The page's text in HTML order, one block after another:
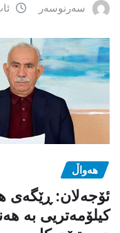
سەرنوسەر ئاب
هەواڵ
ئۆجەلان: ڕێگەی
کیلۆمەتریی بە